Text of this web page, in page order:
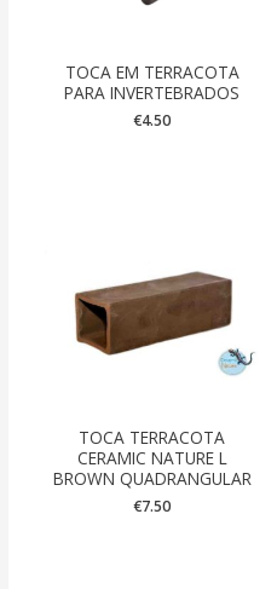
TOCA EM TERRACOTA
PARA INVERTEBRADOS
€4.50
TOCA TERRACOTA
CERAMIC NATURE L
BROWN QUADRANGULAR
€7.50